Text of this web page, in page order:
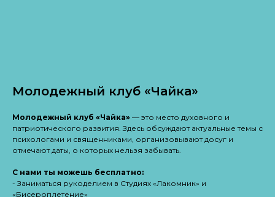
Молодежный клуб «Чайка»
Молодежный клуб «Чайка» — это место духовного и
патриотического развития. Здесь обсуждают актуальные темы с
психологами и священниками, организовывают досуг и
отмечают даты, о которых нельзя забывать.
С нами ты можешь бесплатно:
- Заниматься рукоделием в Студиях «Лакомник» и
«Бисероплетение»